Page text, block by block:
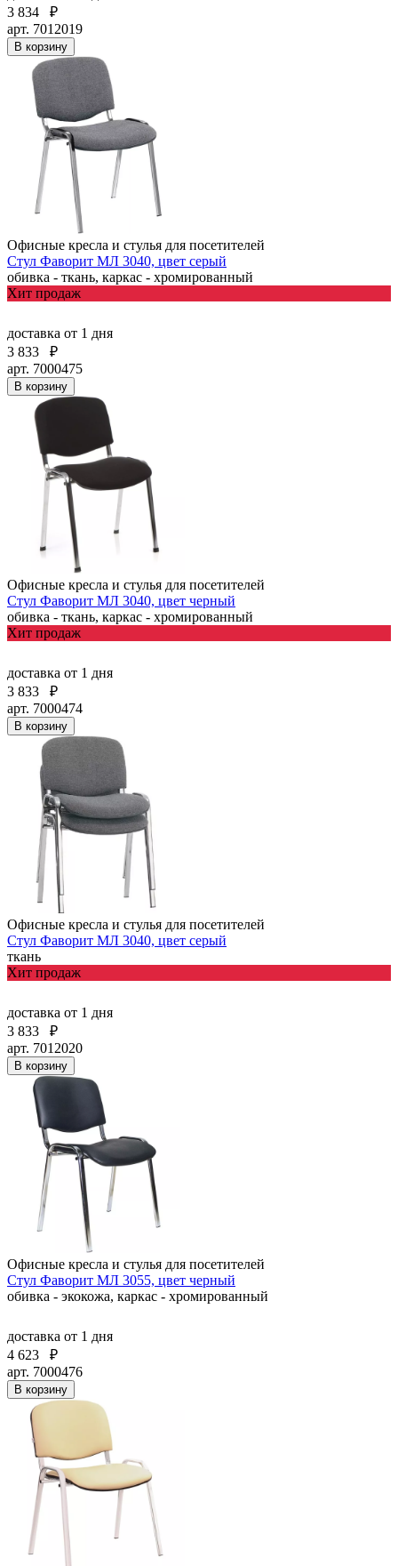
3 834
₽
арт. 7012019
В корзину
Офисные кресла и стулья для посетителей
Стул Фаворит МЛ 3040, цвет серый
обивка - ткань, каркас - хромированный
Хит продаж
доставка от 1 дня
3 833
₽
арт. 7000475
В корзину
Офисные кресла и стулья для посетителей
Стул Фаворит МЛ 3040, цвет черный
обивка - ткань, каркас - хромированный
Хит продаж
доставка от 1 дня
3 833
₽
арт. 7000474
В корзину
Офисные кресла и стулья для посетителей
Стул Фаворит МЛ 3040, цвет серый
ткань
Хит продаж
доставка от 1 дня
3 833
₽
арт. 7012020
В корзину
Офисные кресла и стулья для посетителей
Стул Фаворит МЛ 3055, цвет черный
обивка - экокожа, каркас - хромированный
доставка от 1 дня
4 623
₽
арт. 7000476
В корзину